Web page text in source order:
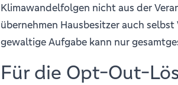
Klimawandelfolgen nicht aus der
übernehmen Hausbesitzer auch
gewaltige Aufgabe kann nur
Für die Opt-Out-